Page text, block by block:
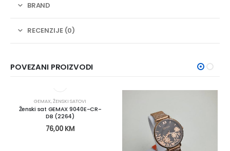
BRAND
RECENZIJE (0)
POVEZANI PROIZVODI
GEMAX,ŽENSKI SATOVI
Ženski sat GEMAX 9040E-CR-
DB (2264)
76,00 KM